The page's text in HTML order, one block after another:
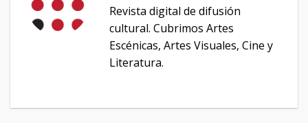
Revista digital de difusión
cultural. Cubrimos Artes
Escénicas, Artes Visuales, Cine y
Literatura.